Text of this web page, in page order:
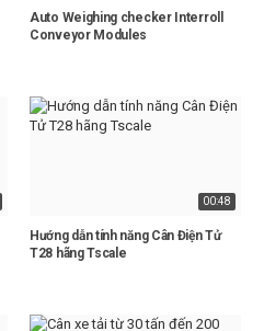
Auto Weighing checker Interroll
Conveyor Modules
00:48
Hướng dẫn tính năng Cân Điện Tử
T28 hãng Tscale